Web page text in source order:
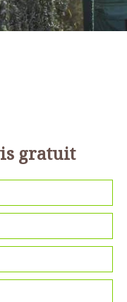
gratuit